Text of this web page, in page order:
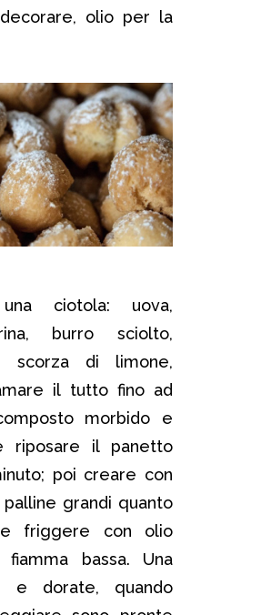
olio per la
ciotola: uova,
burro sciolto,
scorza di limone,
il tutto fino ad
morbido e
riposare il panetto
poi creare con
palline grandi quanto
e friggere con olio
fiamma bassa. Una
e dorate, quando